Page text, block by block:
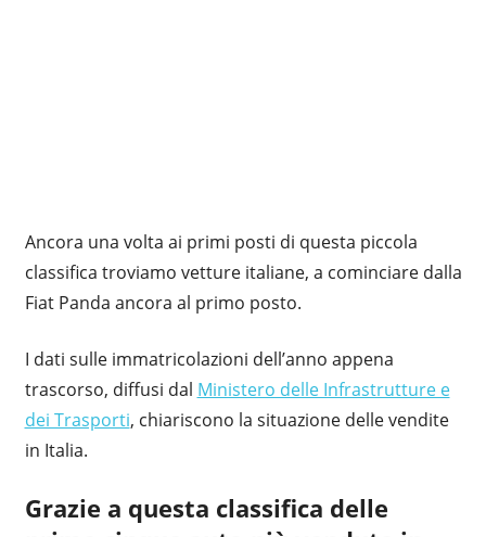
Ancora una volta ai primi posti di questa piccola
classifica troviamo vetture italiane, a cominciare dalla
Fiat Panda ancora al primo posto.
I dati sulle immatricolazioni dell’anno appena
trascorso, diffusi dal Ministero delle Infrastrutture e
dei Trasporti, chiariscono la situazione delle vendite
in Italia.
Grazie a questa classifica delle